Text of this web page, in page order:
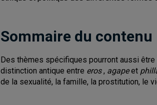
Sommaire du contenu
Des thèmes spécifiques pourront aussi
distinction antique entre eros, agapeet
de la sexualité, la famille, la prostitution, le